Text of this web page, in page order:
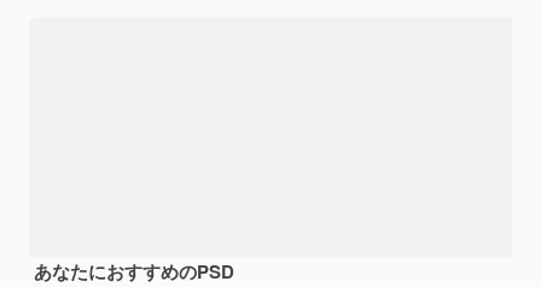
あなたにおすすめのPSD